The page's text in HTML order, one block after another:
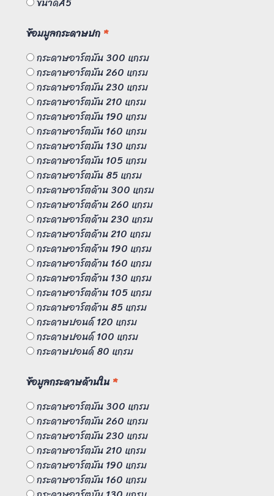
ข้อมมูลกระดาษปก *
กระดาษอาร์ตมัน 300 แกรม
กระดาษอาร์ตมัน 260 แกรม
กระดาษอาร์ตมัน 230 แกรม
กระดาษอาร์ตมัน 210 แกรม
กระดาษอาร์ตมัน 190 แกรม
กระดาษอาร์ตมัน 160 แกรม
กระดาษอาร์ตมัน 130 แกรม
กระดาษอาร์ตมัน 105 แกรม
กระดาษอาร์ตมัน 85 แกรม
กระดาษอาร์ตด้าน 300 แกรม
กระดาษอาร์ตด้าน 260 แกรม
กระดาษอาร์ตด้าน 230 แกรม
กระดาษอาร์ตด้าน 210 แกรม
กระดาษอาร์ตด้าน 190 แกรม
กระดาษอาร์ตด้าน 160 แกรม
กระดาษอาร์ตด้าน 130 แกรม
กระดาษอาร์ตด้าน 105 แกรม
กระดาษอาร์ตด้าน 85 แกรม
กระดาษปอนด์ 120 แกรม
กระดาษปอนด์ 100 แกรม
กระดาษปอนด์ 80 แกรม
ข้อมูลกระดาษด้านใน *
กระดาษอาร์ตมัน 300 แกรม
กระดาษอาร์ตมัน 260 แกรม
กระดาษอาร์ตมัน 230 แกรม
กระดาษอาร์ตมัน 210 แกรม
กระดาษอาร์ตมัน 190 แกรม
กระดาษอาร์ตมัน 160 แกรม